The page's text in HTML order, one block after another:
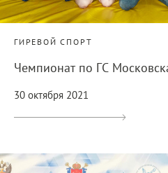
ГИРЕВОЙ СПОРТ
Чемпионат по ГС
30 октября 2021